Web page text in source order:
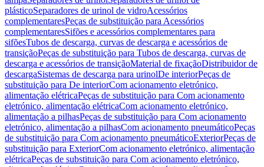
plásticoSeparadores de urinol de vidroAcessórios
complementaresPeças de substituição para Acessórios
complementaresSifões e acessórios complementares para
sifõesTubos de descarga, curvas de descarga e acessórios de
transiçãoPeças de substituição para Tubos de descarga, curvas de
descarga e acessórios de transiçãoMaterial de fixaçãoDistribuidor de
descargaSistemas de descarga para urinolDe interiorPeças de
substituição para De interiorCom acionamento eletrónico,
alimentação elétricaPeças de substituição para Com acionamento
eletrónico, alimentação elétricaCom acionamento eletrónico,
alimentação a pilhasPeças de substituição para Com acionamento
eletrónico, alimentação a pilhasCom acionamento pneumáticoPeças
de substituição para Com acionamento pneumáticoExteriorPeças de
substituição para ExteriorCom acionamento eletrónico, alimentação
elétricaPeças de substituição para Com acionamento eletrónico,